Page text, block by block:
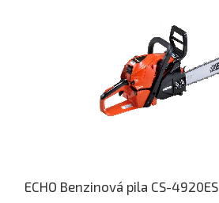
ECHO Benzinová pila CS-4920ES